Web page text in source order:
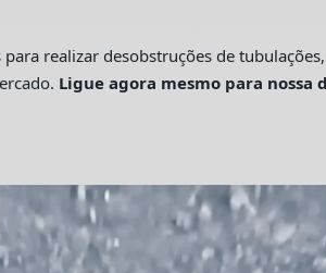
realizar desobstruções de
Ligue agora mesmo para nossa